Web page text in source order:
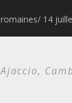
14